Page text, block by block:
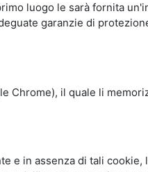
luogo le sarà fornita
garanzie di
Chrome), il quale li
e in assenza di tali cookie,